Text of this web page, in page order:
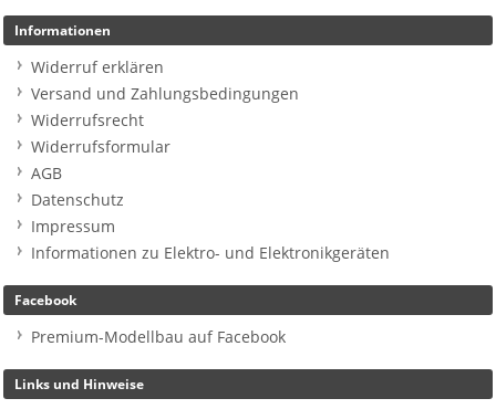
Informationen
Widerruf erklären
Versand und Zahlungsbedingungen
Widerrufsrecht
Widerrufsformular
AGB
Datenschutz
Impressum
Informationen zu Elektro- und Elektronikgeräten
Facebook
Premium-Modellbau auf Facebook
Links und Hinweise